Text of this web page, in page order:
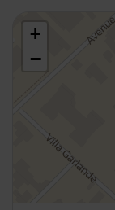
48.7989059,2.304048
+
−